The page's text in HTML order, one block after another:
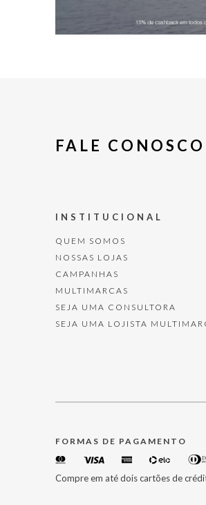
FALE CONOSCO
INSTITUCIONAL
QUEM SOMOS
NOSSAS LOJAS
CAMPANHAS
MULTIMARCAS
SEJA UMA CONSULTORA
SEJA UMA LOJISTA
FORMAS DE PAGAMENTO
Compre em até dois cartões de